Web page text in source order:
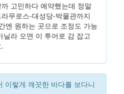
고민하다 예약했는데 정말
무로스-대성당-박물관까지
엔 원하는 곳으로 조정도 가능
라 오면 이 투어로 감 잡고
이렇게 깨끗한 바다를 보다니